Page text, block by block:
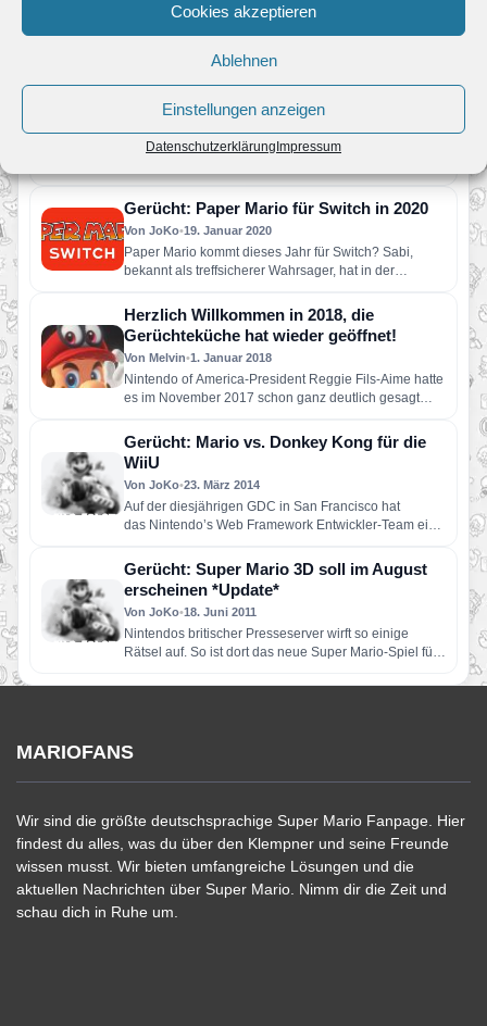
Cookies akzeptieren
Ablehnen
Einstellungen anzeigen
Datenschutzerklärung Impressum
Wer hätte das gedacht: momentan verdichten sich die
Anzeichen für die Rückkehr des legendären Nintendo
64-Controller! Laut einem…
Gerücht: Twitter-Account zum 35.
Geburtstag von Super Mario
Nintendo ist dafür bekannt, dass es für die
Accounts erstellt. So gibt es zum Beispiel…
Gerücht: Paper Mario für Switch in 2020
Von JoKo•19. Januar 2020
Paper Mario kommt dieses Jahr für Switch? Sabi,
bekannt als treffsicherer Wahrsager, hat in der
Herzlich Willkommen in 2018, die
Gerüchteküche hat wieder geöffnet!
Von Melvin•1. Januar 2018
Nintendo of America-President Reggie Fils-Aime hatte
es im November 2017 schon ganz deutlich gesagt
Gerücht: Mario vs. Donkey Kong für die
WiiU
Von JoKo•23. März 2014
Auf der diesjährigen GDC in San Francisco hat
das Nintendo’s Web Framework Entwickler-Team eine
Gerücht: Super Mario 3D soll im August
erscheinen *Update*
Von JoKo•18. Juni 2011
Nintendos britischer Presseserver wirft so einige
Rätsel auf. So ist dort das neue Super Mario-Spiel für
MARIOFANS
Wir sind die größte deutschsprachige Super Mario Fanpage. Hier
findest du alles, was du über den Klempner und seine Freunde
wissen musst. Wir bieten umfangreiche Lösungen und die
aktuellen Nachrichten über Super Mario. Nimm dir die Zeit und
schau dich in Ruhe um.